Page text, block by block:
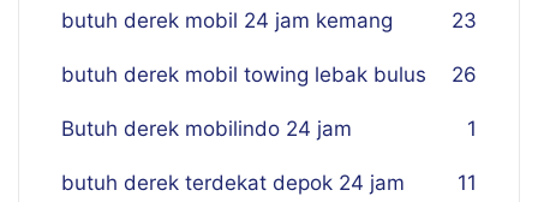
butuh derek mobil 24 jam kemang 23
butuh derek mobil towing lebak bulus 26
Butuh derek mobilindo 24 jam 1
butuh derek terdekat depok 24 jam 11